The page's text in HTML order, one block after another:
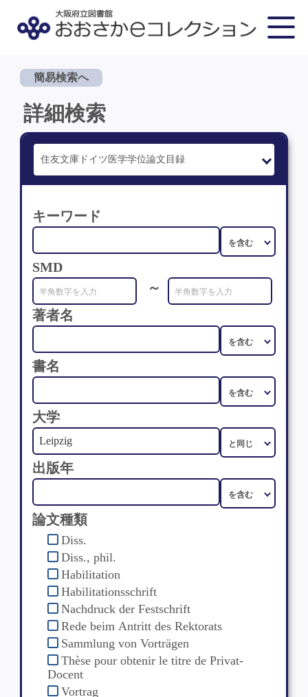
簡易検索へ
詳細検索
キーワード
SMD
～
著者名
書名
大学
出版年
論文種類
Diss.
Diss., phil.
Habilitation
Habilitationsschrift
Nachdruck der Festschrift
Rede beim Antritt des Rektorats
Sammlung von Vorträgen
Thèse pour obtenir le titre de Privat-
Docent
Vortrag